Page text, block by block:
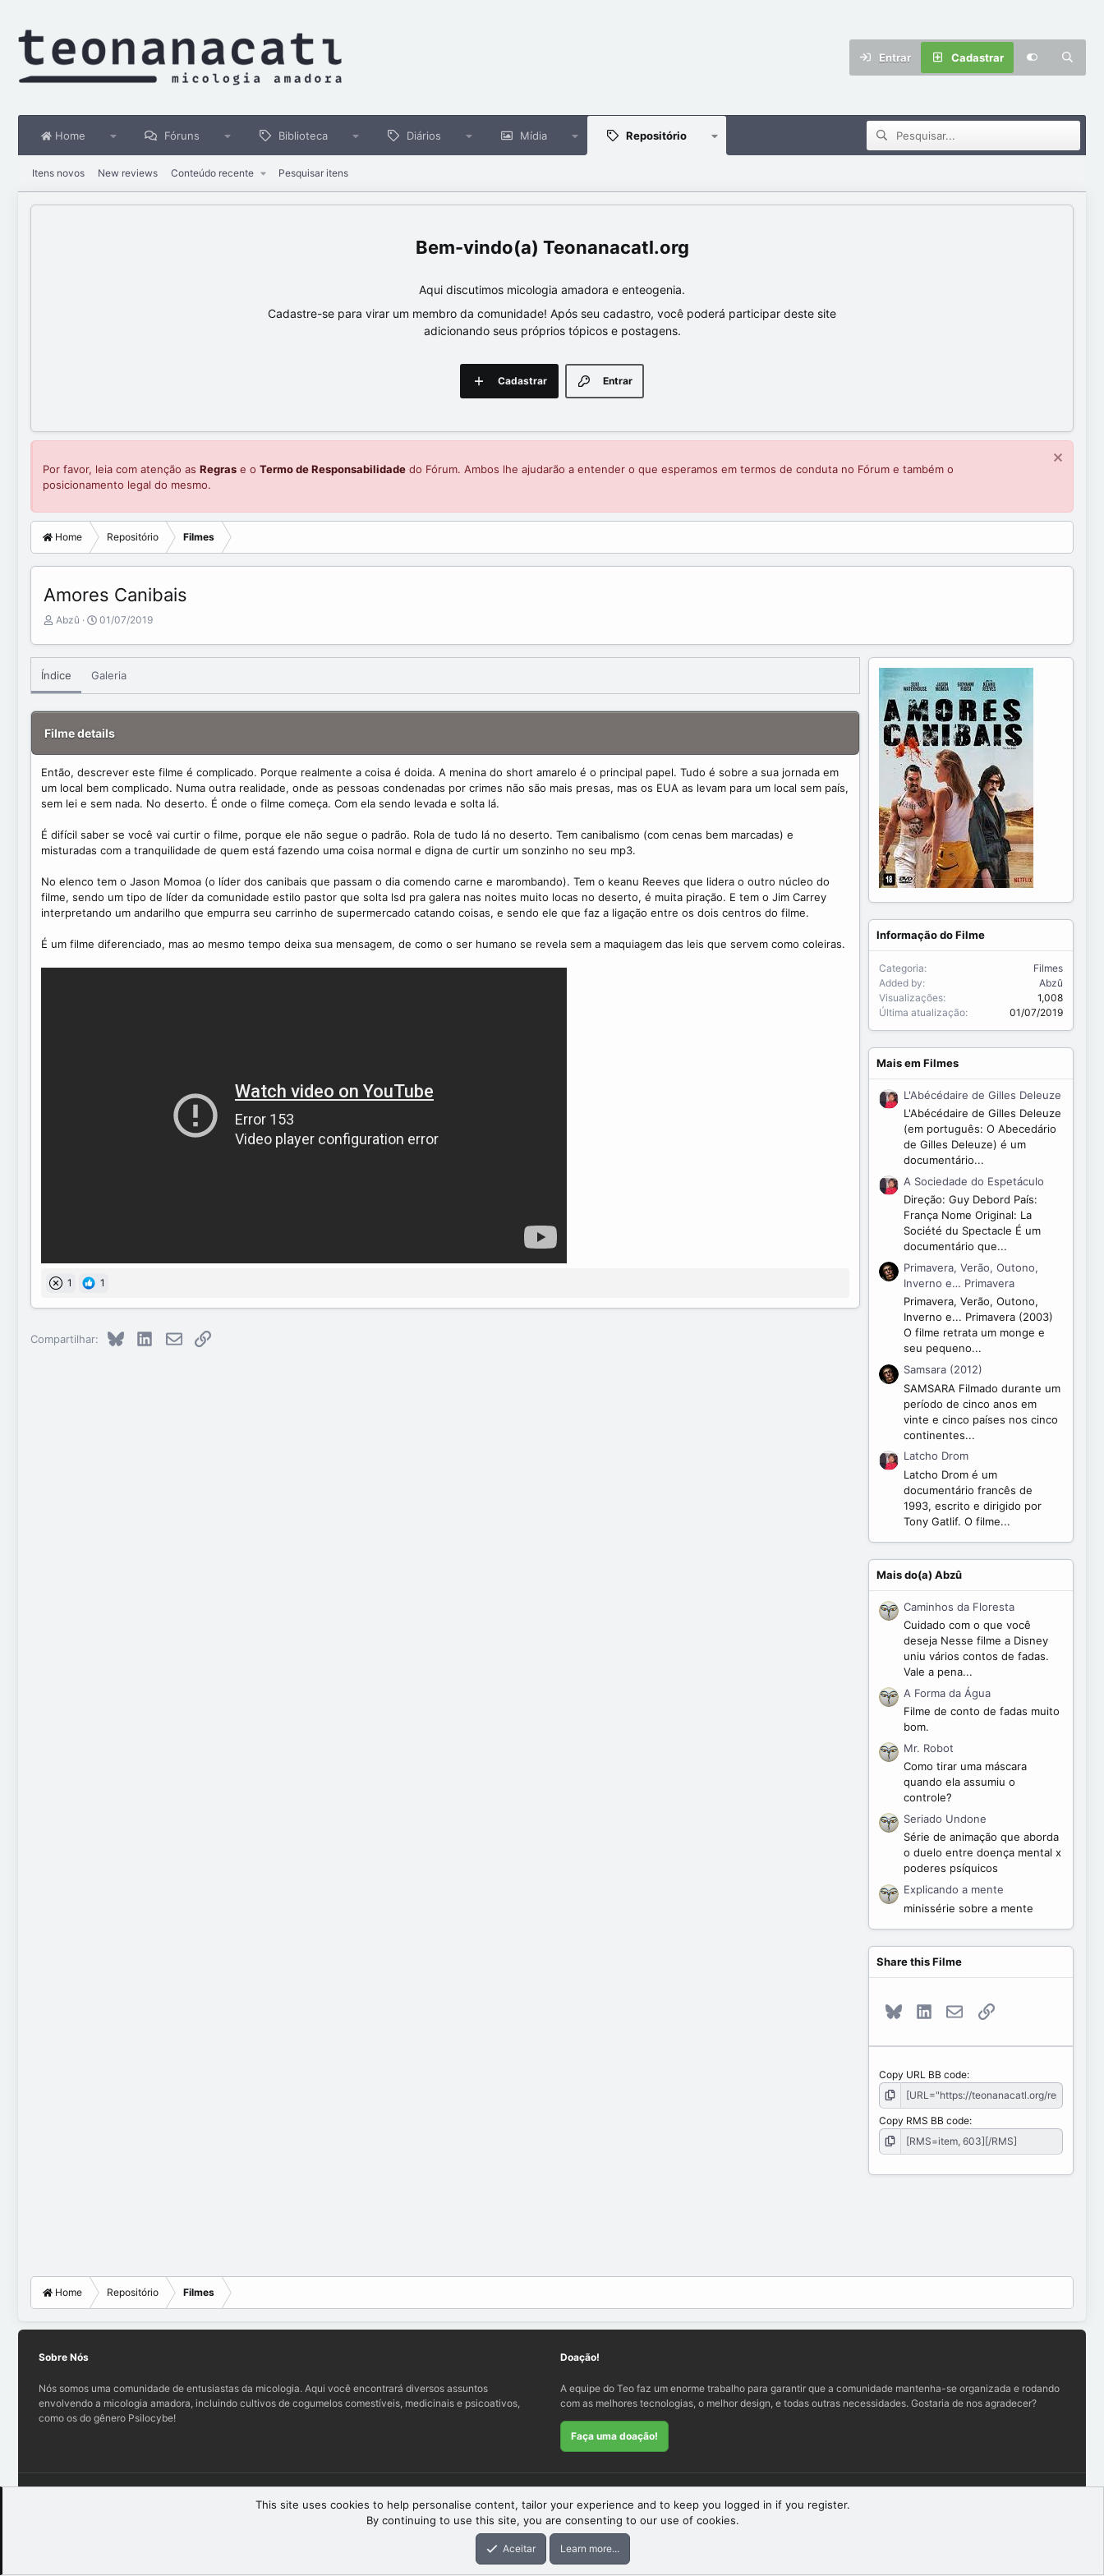
Entrar Cadastrar
Home Fóruns Biblioteca Diários Mídia Repositório
Itens novos New reviews Conteúdo recente Pesquisar itens
Teonanacatl.org
Aqui discutimos micologia amadora e enteogenia.
Cadastre-se para virar um membro da comunidade! Após seu cadastro, você poderá participar deste site
adicionando seus próprios tópicos e postagens.
Entrar
Cadastrar
Por favor, leia com atenção as Regras e o Termo de Responsabilidade do Fórum. Ambos lhe ajudarão a entender o que esperamos em termos de conduta no Fórum e também o
posicionamento legal do mesmo.
Home Repositório Filmes
Amores Canibais
A
d
d
b
y
Abzû
C
e
t
e
d
t
e
01/07/2019
Índice Galeria
Filme details
Então, descrever este filme é complicado. Porque realmente a coisa é doida. A menina do short amarelo é o principal papel. Tudo é sobre a sua jornada em
um local bem complicado. Numa outra realidade, onde as pessoas condenadas por crimes não são mais presas, mas os EUA as levam para um local sem país,
sem lei e sem nada. No deserto. É onde o filme começa. Com ela sendo levada e solta lá.
É difícil saber se você vai curtir o filme, porque ele não segue o padrão. Rola de tudo lá no deserto. Tem canibalismo (com cenas bem marcadas) e
misturadas com a tranquilidade de quem está fazendo uma coisa normal e digna de curtir um sonzinho no seu mp3.
No elenco tem o Jason Momoa (o líder dos canibais que passam o dia comendo carne e marombando). Tem o keanu Reeves que lidera o outro núcleo do
filme, sendo um tipo de líder da comunidade estilo pastor que solta lsd pra galera nas noites muito locas no deserto, é muita piração. E tem o Jim Carrey
interpretando um andarilho que empurra seu carrinho de supermercado catando coisas, e sendo ele que faz a ligação entre os dois centros do filme.
É um filme diferenciado, mas ao mesmo tempo deixa sua mensagem, de como o ser humano se revela sem a maquiagem das leis que servem como coleiras.
1 1
Compartilhar: Bluesky LinkedInE-mailLink
Informação do Filme
Categoria
Filmes
Added by
Abzû
Visualizações
1,008
Última atualização
01/07/2019
Mais em Filmes
L'Abécédaire de Gilles Deleuze
L'Abécédaire de Gilles Deleuze
(em português: O Abecedário
de Gilles Deleuze) é um
documentário...
A Sociedade do Espetáculo
Direção: Guy Debord País:
França Nome Original: La
Société du Spectacle É um
documentário que...
Primavera, Verão, Outono,
Inverno e… Primavera
Primavera, Verão, Outono,
Inverno e... Primavera (2003)
O filme retrata um monge e
seu pequeno...
Samsara (2012)
SAMSARA Filmado durante um
período de cinco anos em
vinte e cinco países nos cinco
continentes...
Latcho Drom
Latcho Drom é um
documentário francês de
1993, escrito e dirigido por
Tony Gatlif. O filme...
Mais do(a) Abzû
Caminhos da Floresta
Cuidado com o que você
deseja Nesse filme a Disney
uniu vários contos de fadas.
Vale a pena...
A Forma da Água
Filme de conto de fadas muito
bom.
Mr. Robot
Como tirar uma máscara
quando ela assumiu o
controle?
Seriado Undone
Série de animação que aborda
o duelo entre doença mental x
poderes psíquicos
Explicando a mente
minissérie sobre a mente
Share this Filme
Bluesky LinkedInE-mailLink
Copy URL BB code
Copy RMS BB code
Home Repositório Filmes
Sobre Nós
Nós somos uma comunidade de entusiastas da micologia. Aqui você encontrará diversos assuntos
envolvendo a micologia amadora, incluindo cultivos de cogumelos comestíveis, medicinais e psicoativos,
como os do gênero Psilocybe!
Doação!
A equipe do Teo faz um enorme trabalho para garantir que a comunidade mantenha-se organizada e rodando
com as melhores tecnologias, o melhor design, e todas outras necessidades. Gostaria de nos agradecer?
Faça uma doação!
Termos e regras
XenForo themeby xenfocus
This site uses cookies to help personalise content, tailor your experience and to keep you logged in if you register.
By continuing to use this site, you are consenting to our use of cookies.
Aceitar Learn more...